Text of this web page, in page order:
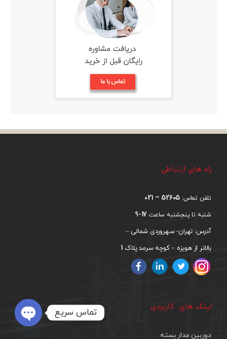
راه های ارتباطی
تلفن تماس: 52605 – 021
شنبه تا پنجشنبه ساعت 17-9
آدرس: تهران- سهروردی شمالی –
بالاتر از هویزه – کوچه سرمد پلاک 1
لینک های کاربردی
دوربین مدار بسته
تماس سریع